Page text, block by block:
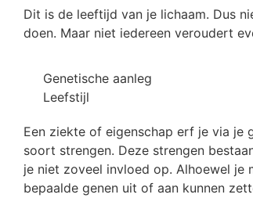
Dit is de leeftijd van je lichaam. Dus
doen. Maar niet iedereen veroudert
Genetische aanleg
Leefstijl
Een ziekte of eigenschap erf je via je
soort strengen. Deze strengen
je niet zoveel invloed op. Alhoewel je
bepaalde genen uit of aan kunnen